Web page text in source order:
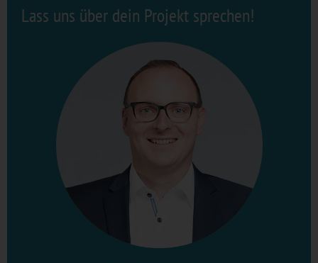
Lass uns über dein Projekt sprechen!